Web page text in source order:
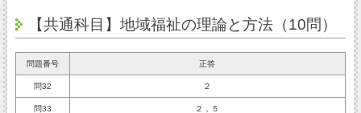
【共通科目】地域福祉の理論と方法（10問）
問題番号 正答
問32 ２
問33 ２，５